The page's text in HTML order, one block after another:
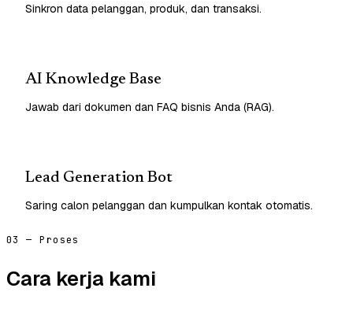
Sinkron data pelanggan, produk, dan transaksi.
AI Knowledge Base
Jawab dari dokumen dan FAQ bisnis Anda (RAG).
Lead Generation Bot
Saring calon pelanggan dan kumpulkan kontak otomatis.
03 — Proses
Cara kerja kami